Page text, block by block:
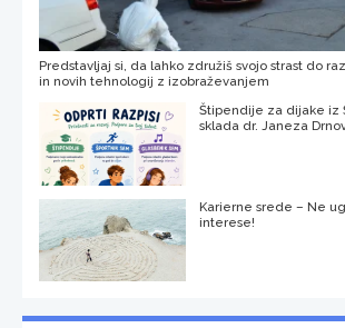
Predstavljaj si, da lahko združiš svojo strast do
in novih tehnologij z izobraževanjem
Štipendije za dijake iz
sklada dr. Janeza
Karierne srede – Ne
interese!